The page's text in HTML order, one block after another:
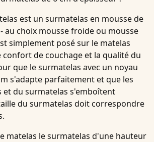
est un surmatelas en mousse de
au choix mousse froide ou mousse
simplement posé sur le matelas
de couchage et la qualité du
que le surmatelas avec un noyau
s'adapte parfaitement et que les
et du surmatelas s'emboîtent
du surmatelas doit correspondre
matelas le surmatelas d'une hauteur